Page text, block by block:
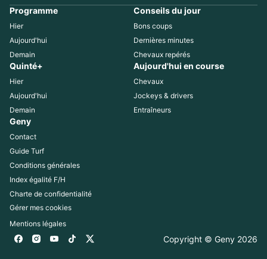
Programme
Hier
Aujourd'hui
Demain
Conseils du jour
Bons coups
Dernières minutes
Chevaux repérés
Quinté+
Hier
Aujourd'hui
Demain
Aujourd'hui en course
Chevaux
Jockeys & drivers
Entraîneurs
Geny
Contact
Guide Turf
Conditions générales
Index égalité F/H
Charte de confidentialité
Gérer mes cookies
Mentions légales
Copyright © Geny 2026